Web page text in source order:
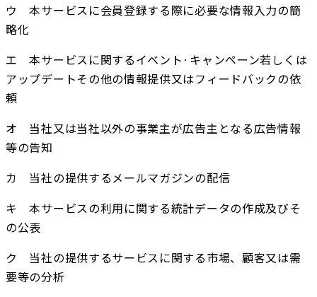
ウ　本サービスに会員登録する際に必要な情報入力の簡
略化
エ　本サービスに関するイベント·キャンペーン若しくは
アップデートその他の情報提供又はフィードバックの依
頼
オ　当社又は当社以外の事業主が広告主となる広告情報
等の告知
カ　当社の提供するメールマガジンの配信
キ　本サービスの利用に関する統計データの作成及びそ
の公表
ク　当社の提供するサービスに関する市場、顧客又は需
要等の分析